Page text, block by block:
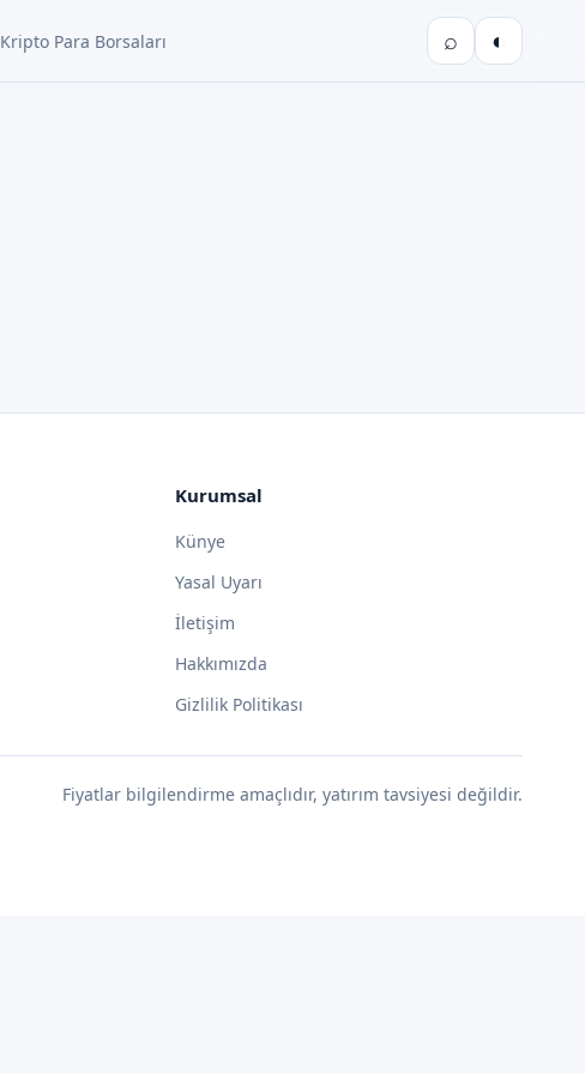
Kripto Para Borsaları ⌕ ◐
Kurumsal
Künye
Yasal Uyarı
İletişim
Hakkımızda
Gizlilik Politikası
Fiyatlar bilgilendirme amaçlıdır, yatırım tavsiyesi değildir.